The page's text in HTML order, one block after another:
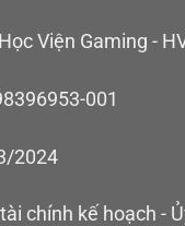
Viện Gaming -
001
2024
chính kế hoạch -